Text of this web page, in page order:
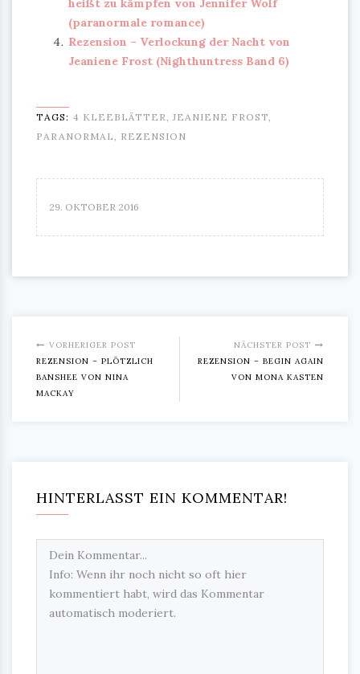
heißt zu kämpfen von Jennifer Wolf
(paranormale romance)
Rezension – Verlockung der Nacht von
Jeaniene Frost (Nighthuntress Band 6)
TAGS: 4 KLEEBLÄTTER, JEANIENE FROST,
PARANORMAL, REZENSION
29. OKTOBER 2016
VORHERIGER POST
REZENSION – PLÖTZLICH
BANSHEE VON NINA
MACKAY
NÄCHSTER POST
REZENSION – BEGIN AGAIN
VON MONA KASTEN
HINTERLASST EIN KOMMENTAR!